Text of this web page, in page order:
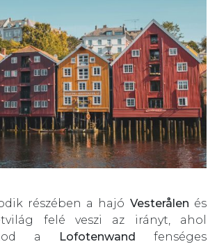
részében a hajó Vesterålen és
felé veszi az irányt, ahol
a
Lofotenwand fenséges